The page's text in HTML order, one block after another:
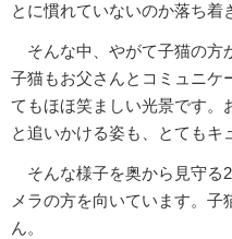
とに慣れていないのか落ち着
そんな中、やがて子猫の方
子猫もお父さんとコミュニケ
てもほほ笑ましい光景です。
と追いかける姿も、とてもキ
そんな様子を奥から見守る
メラの方を向いています。
ん。